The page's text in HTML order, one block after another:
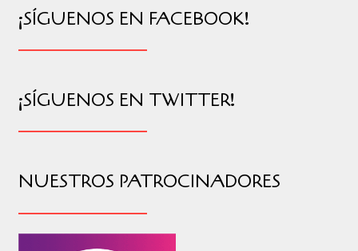
¡SÍGUENOS EN FACEBOOK!
¡SÍGUENOS EN TWITTER!
NUESTROS PATROCINADORES